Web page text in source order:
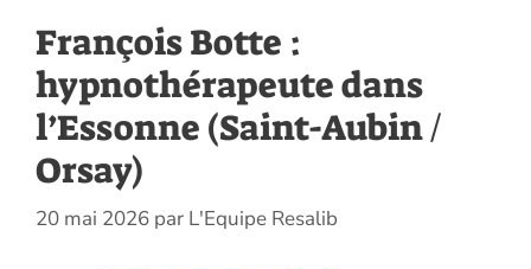
François Botte :
hypnothérapeute dans
l’Essonne (Saint-Aubin /
Orsay)
20 mai 2026 par L'Equipe Resalib